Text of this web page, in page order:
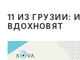
11 ИЗ ГРУЗИИ:
ВДОХНОВЯТ